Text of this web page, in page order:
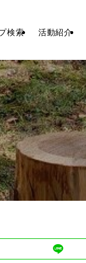
検索 活動紹介